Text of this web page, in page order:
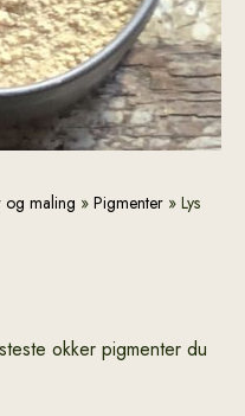
og maling » Pigmenter » Lys
okker pigmenter du